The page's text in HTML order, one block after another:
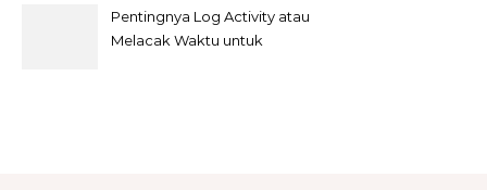
Pentingnya Log Activity atau
Melacak Waktu untuk